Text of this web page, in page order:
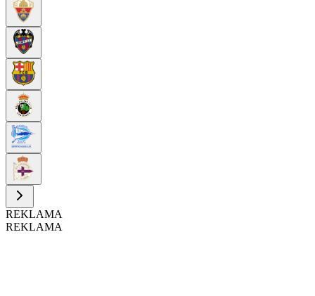
REKLAMA
REKLAMA